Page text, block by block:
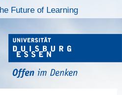
Future of Learning